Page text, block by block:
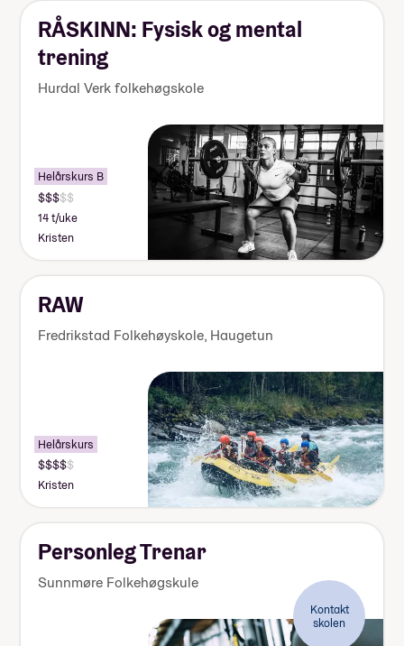
Obligatorisk: Ja
Pris: Inkludert i linjepris
RÅSKINN: Fysisk og mental
trening
Hurdal Verk folkehøgskole
Helårskurs B
14 t/uke
Kristen
RAW
Fredrikstad Folkehøyskole, Haugetun
Helårskurs
Kristen
Personleg Trenar
Sunnmøre Folkehøgskule
Kontakt
skolen